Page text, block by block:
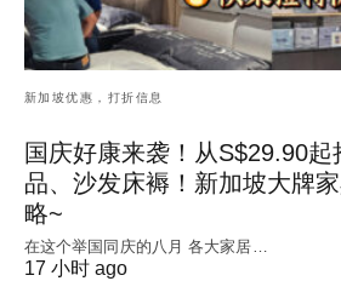
新加坡优惠，打折信息
国庆好康来袭！从S$29.90起
品、沙发床褥！新加坡大牌
略~
在这个举国同庆的八月 各大家居…
17 小时 ago